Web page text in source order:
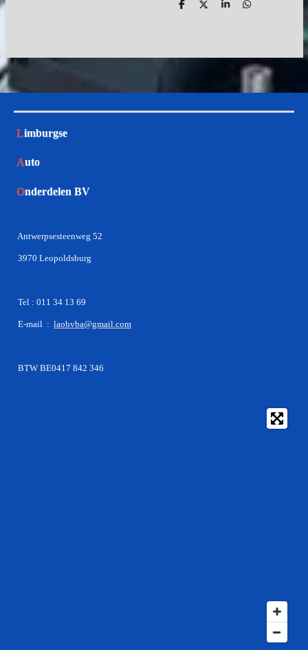
D
D
S
D
Limburgse
Auto
Onderdelen BV
Antwerpsesteenweg 52
3970 Leopoldsburg
Tel : 011 34 13 69
E-mail : laobvba@gmail.com
BTW BE0417 842 346